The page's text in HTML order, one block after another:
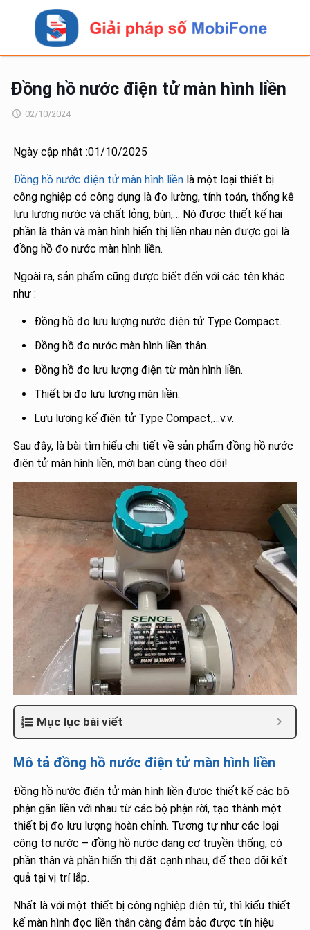
Đồng hồ nước điện tử màn hình liền
02/10/2024
Ngày cập nhật :01/10/2025
Đồng hồ nước điện tử màn hình liền là một loại thiết bị
công nghiệp có công dụng là đo lường, tính toán, thống kê
lưu lượng nước và chất lỏng, bùn,… Nó được thiết kế hai
phần là thân và màn hình hiển thị liền nhau nên được gọi là
đồng hồ đo nước màn hình liền.
Ngoài ra, sản phẩm cũng được biết đến với các tên khác
như :
Đồng hồ đo lưu lượng nước điện tử Type Compact.
Đồng hồ đo nước màn hình liền thân.
Đồng hồ đo lưu lượng điện từ màn hình liền.
Thiết bị đo lưu lượng màn liền.
Lưu lượng kế điện tử Type Compact,…v.v.
Sau đây, là bài tìm hiểu chi tiết về sản phẩm đồng hồ nước
điện tử màn hình liền, mời bạn cùng theo dõi!
Mục lục bài viết
Mô tả đồng hồ nước điện tử màn hình liền
Đồng hồ nước điện tử màn hình liền được thiết kế các bộ
phận gắn liền với nhau từ các bộ phận rời, tạo thành một
thiết bị đo lưu lượng hoàn chỉnh. Tương tự như các loại
công tơ nước – đồng hồ nước dạng cơ truyền thống, có
phần thân và phần hiển thị đặt cạnh nhau, để theo dõi kết
quả tại vị trí lắp.
Nhất là với một thiết bị công nghiệp điện tử, thì kiểu thiết
kế màn hình đọc liền thân càng đảm bảo được tín hiệu